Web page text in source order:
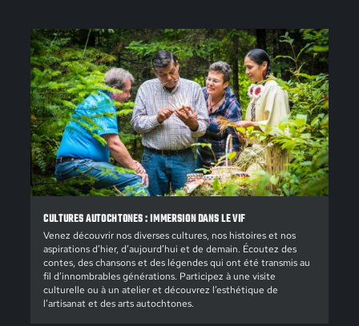
CULTURES AUTOCHTONES : IMMERSION DANS LE VIF
Venez découvrir nos diverses cultures, nos histoires et nos
aspirations d’hier, d’aujourd’hui et de demain. Écoutez des
contes, des chansons et des légendes qui ont été transmis au
fil d’innombrables générations. Participez à une visite
culturelle ou à un atelier et découvrez l’esthétique de
l’artisanat et des arts autochtones.